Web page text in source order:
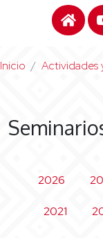
Inicio Actividades
2026
2021